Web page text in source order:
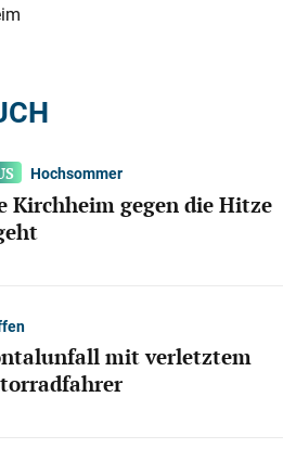
Hochsommer
Kirchheim gegen die Hitze
mit verletztem